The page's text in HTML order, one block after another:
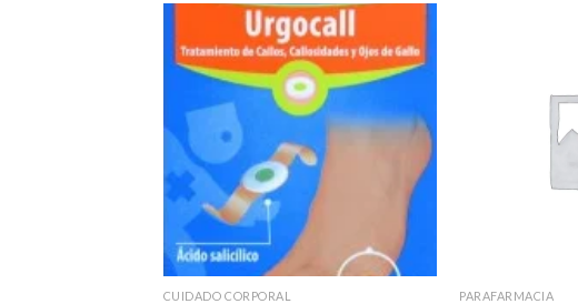
CUIDADO CORPORAL PARAFARMACIA